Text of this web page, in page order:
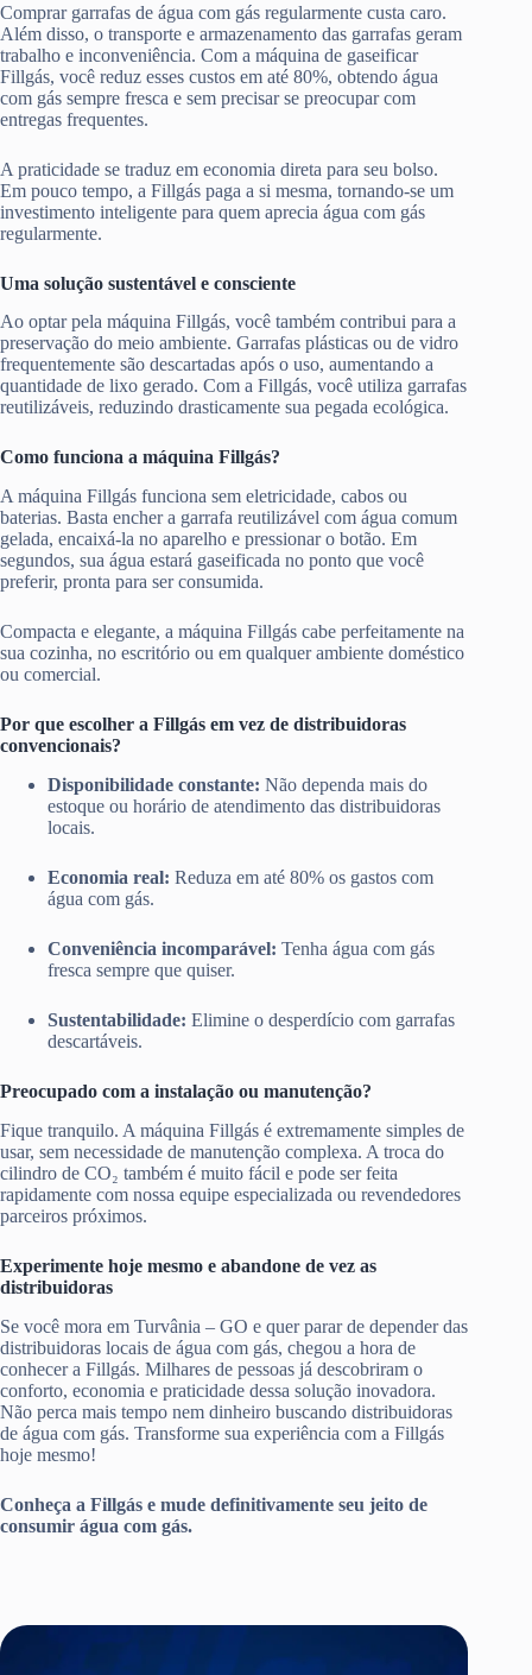
Comprar garrafas de água com gás regularmente custa caro.
Além disso, o transporte e armazenamento das garrafas geram
trabalho e inconveniência. Com a máquina de gaseificar
Fillgás, você reduz esses custos em até 80%, obtendo água
com gás sempre fresca e sem precisar se preocupar com
entregas frequentes.
A praticidade se traduz em economia direta para seu bolso.
Em pouco tempo, a Fillgás paga a si mesma, tornando-se um
investimento inteligente para quem aprecia água com gás
regularmente.
Uma solução sustentável e consciente
Ao optar pela máquina Fillgás, você também contribui para a
preservação do meio ambiente. Garrafas plásticas ou de vidro
frequentemente são descartadas após o uso, aumentando a
quantidade de lixo gerado. Com a Fillgás, você utiliza garrafas
reutilizáveis, reduzindo drasticamente sua pegada ecológica.
Como funciona a máquina Fillgás?
A máquina Fillgás funciona sem eletricidade, cabos ou
baterias. Basta encher a garrafa reutilizável com água comum
gelada, encaixá-la no aparelho e pressionar o botão. Em
segundos, sua água estará gaseificada no ponto que você
preferir, pronta para ser consumida.
Compacta e elegante, a máquina Fillgás cabe perfeitamente na
sua cozinha, no escritório ou em qualquer ambiente doméstico
ou comercial.
Por que escolher a Fillgás em vez de distribuidoras
convencionais?
Disponibilidade constante: Não dependa mais do
estoque ou horário de atendimento das distribuidoras
locais.
Economia real: Reduza em até 80% os gastos com
água com gás.
Conveniência incomparável: Tenha água com gás
fresca sempre que quiser.
Sustentabilidade: Elimine o desperdício com garrafas
descartáveis.
Preocupado com a instalação ou manutenção?
Fique tranquilo. A máquina Fillgás é extremamente simples de
usar, sem necessidade de manutenção complexa. A troca do
cilindro de CO₂ também é muito fácil e pode ser feita
rapidamente com nossa equipe especializada ou revendedores
parceiros próximos.
Experimente hoje mesmo e abandone de vez as
distribuidoras
Se você mora em Turvânia – GO e quer parar de depender das
distribuidoras locais de água com gás, chegou a hora de
conhecer a Fillgás. Milhares de pessoas já descobriram o
conforto, economia e praticidade dessa solução inovadora.
Não perca mais tempo nem dinheiro buscando distribuidoras
de água com gás. Transforme sua experiência com a Fillgás
hoje mesmo!
Conheça a Fillgás e mude definitivamente seu jeito de
consumir água com gás.